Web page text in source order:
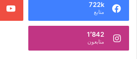
722k
متابع
1٬842
متابعون